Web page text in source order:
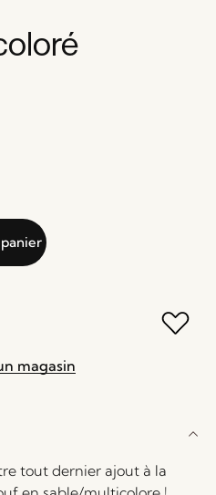
magasin
tout dernier ajout à la